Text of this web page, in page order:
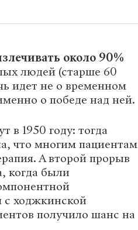
около 90%
людей (старше 60
идет не о временном
о победе над ней.
в 1950 году: тогда
что многим пациентам
А второй прорыв
когда были
с ходжкинской
получило шанс на